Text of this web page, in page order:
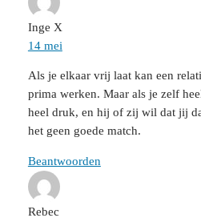
Inge X
14 mei
Als je elkaar vrij laat kan een
prima werken. Maar als je zelf
heel druk, en hij of zij wil dat jij
het geen goede match.
Beantwoorden
Rebec